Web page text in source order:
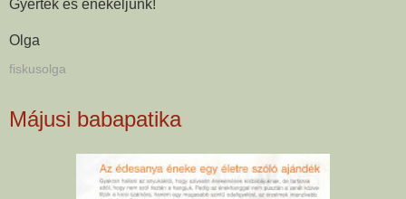
Gyertek és énekeljünk!
Olga
fiskusolga
Májusi babapatika